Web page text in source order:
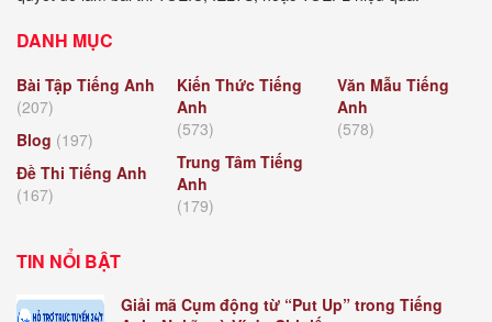
DANH MỤC
Bài Tập Tiếng Anh
(207)
Blog (197)
Đề Thi Tiếng Anh
(167)
Kiến Thức Tiếng
Anh
(573)
Trung Tâm Tiếng
Anh
(179)
Văn Mẫu Tiếng
Anh
(578)
TIN NỔI BẬT
Giải mã Cụm động từ “Put Up” trong Tiếng